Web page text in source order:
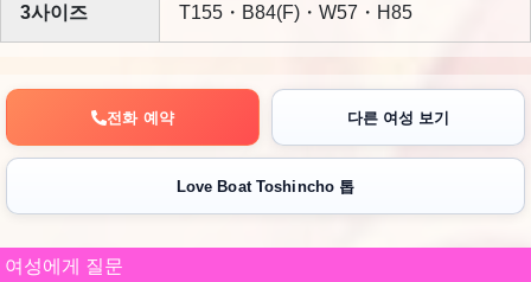
3사이즈 T155・B84(F)・W57・H85
전화 예약 다른 여성 보기
Love Boat Toshincho 톱
여성에게 질문